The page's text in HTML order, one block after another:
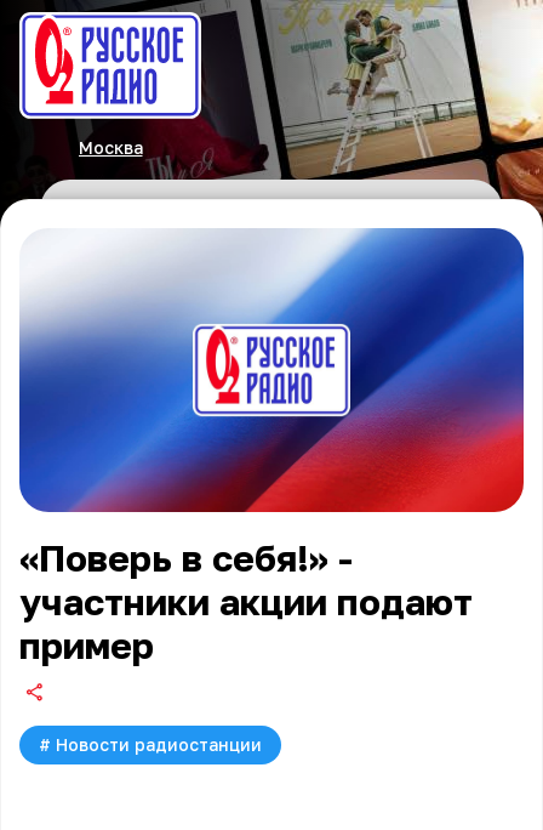
Москва
«Поверь в себя!» -
участники акции подают
пример
# Новости радиостанции